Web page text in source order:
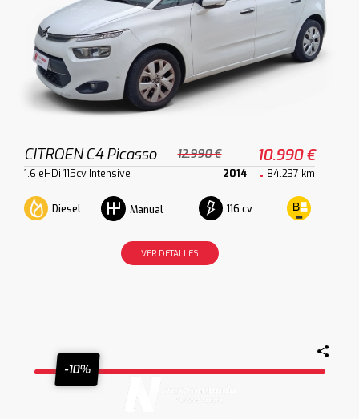
CITROEN C4 Picasso 12.990 € 10.990 €
1.6 eHDi 115cv Intensive 2014 84.237 km
Diesel Manual 116 cv
VER DETALLES
-10%